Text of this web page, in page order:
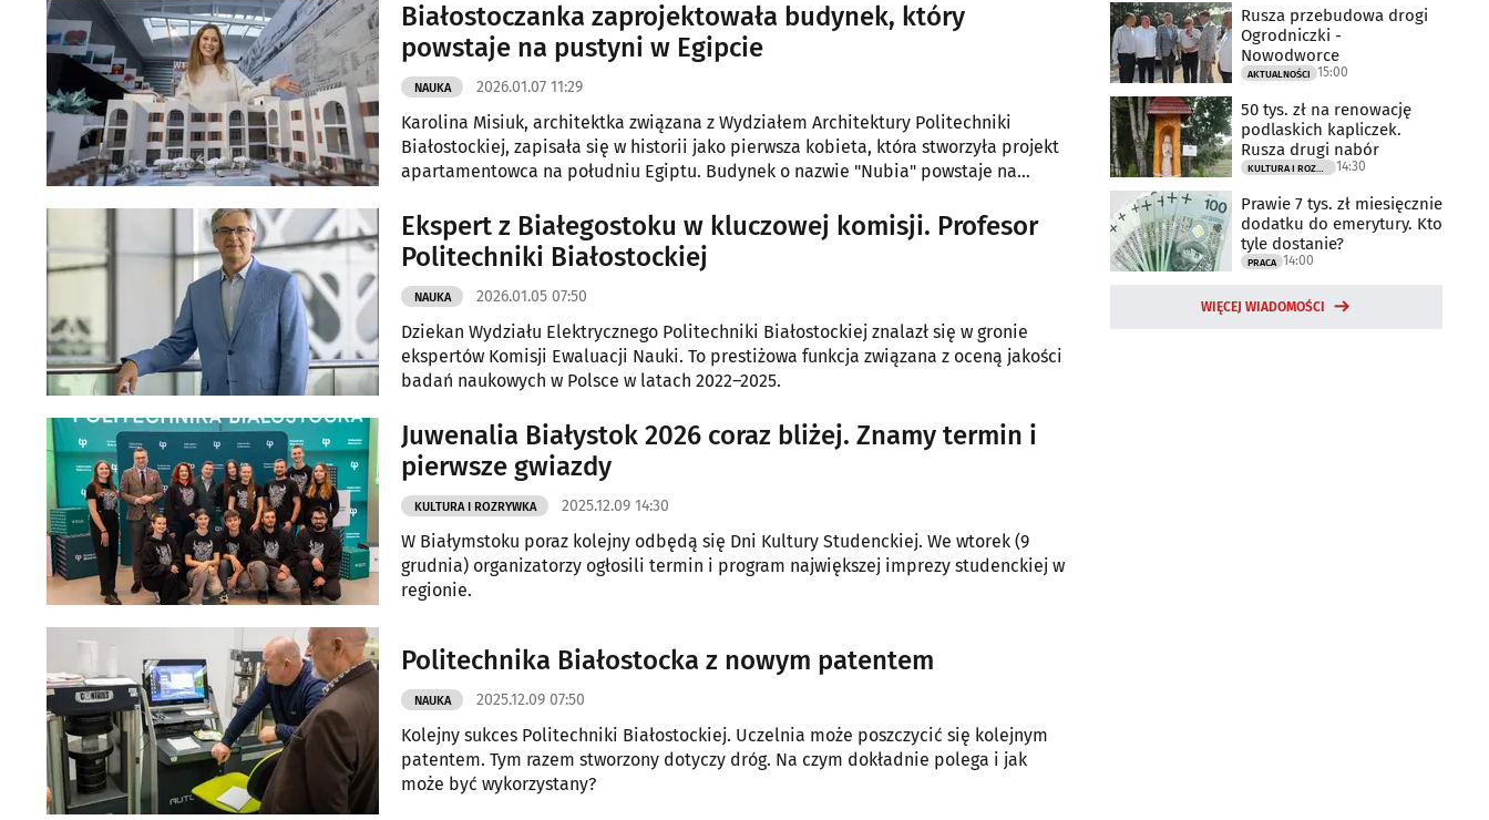
Białostoczanka zaprojektowała budynek, który
powstaje na pustyni w Egipcie
NAUKA 2026.01.07 11:29
Karolina Misiuk, architektka związana z Wydziałem Architektury Politechniki
Białostockiej, zapisała się w historii jako pierwsza kobieta, która stworzyła projekt
apartamentowca na południu Egiptu. Budynek o nazwie "Nubia" powstaje na
Ekspert z Białegostoku w kluczowej komisji. Profesor
Politechniki Białostockiej
NAUKA 2026.01.05 07:50
Dziekan Wydziału Elektrycznego Politechniki Białostockiej znalazł się w gronie
ekspertów Komisji Ewaluacji Nauki. To prestiżowa funkcja związana z oceną jakości
badań naukowych w Polsce w latach 2022–2025.
Juwenalia Białystok 2026 coraz bliżej. Znamy termin i
pierwsze gwiazdy
KULTURA I ROZRYWKA 2025.12.09 14:30
W Białymstoku poraz kolejny odbędą się Dni Kultury Studenckiej. We wtorek (9
grudnia) organizatorzy ogłosili termin i program największej imprezy studenckiej w
regionie.
Politechnika Białostocka z nowym patentem
NAUKA 2025.12.09 07:50
Kolejny sukces Politechniki Białostockiej. Uczelnia może poszczycić się kolejnym
patentem. Tym razem stworzony dotyczy dróg. Na czym dokładnie polega i jak
może być wykorzystany?
Rusza przebudowa drogi
Ogrodniczki -
Nowodworce
AKTUALNOŚCI 15:00
50 tys. zł na renowację
podlaskich kapliczek.
Rusza drugi nabór
14:30
Prawie 7 tys. zł miesięcznie
dodatku do emerytury. Kto
tyle dostanie?
PRACA 14:00
WIĘCEJ WIADOMOŚCI